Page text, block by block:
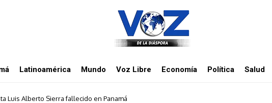
Latinoamérica Mundo Voz Libre Economía Política Salud
Luis Alberto Sierra fallecido en Panamá